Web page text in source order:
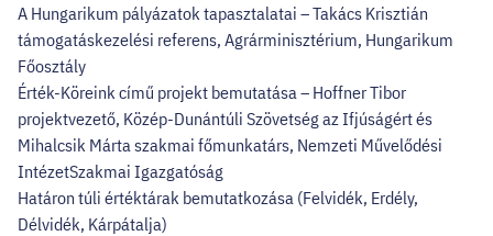
A Hungarikum pályázatok tapasztalatai – Takács Krisztián
támogatáskezelési referens, Agrárminisztérium, Hungarikum
Főosztály
Érték-Köreink című projekt bemutatása – Hoffner Tibor
projektvezető, Közép-Dunántúli Szövetség az Ifjúságért és
Mihalcsik Márta szakmai főmunkatárs, Nemzeti Művelődési
IntézetSzakmai Igazgatóság
Határon túli értéktárak bemutatkozása (Felvidék, Erdély,
Délvidék, Kárpátalja)